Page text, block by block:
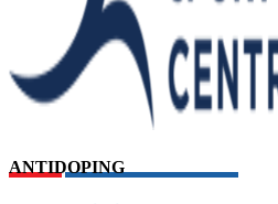
ANTIDOPING